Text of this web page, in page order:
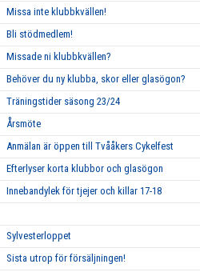
Missa inte klubbkvällen!
Bli stödmedlem!
Missade ni klubbkvällen?
Behöver du ny klubba, skor eller glasögon?
Träningstider säsong 23/24
Årsmöte
Anmälan är öppen till Tvååkers Cykelfest
Efterlyser korta klubbor och glasögon
Innebandylek för tjejer och killar 17-18
Sylvesterloppet
Sista utrop för försäljningen!